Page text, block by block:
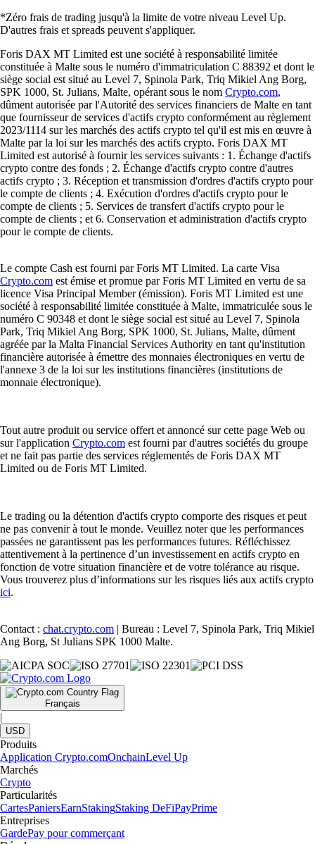
*Zéro frais de trading jusqu'à la limite de votre niveau Level Up.
D'autres frais et spreads peuvent s'appliquer.
Foris DAX MT Limited est une société à responsabilité limitée
constituée à Malte sous le numéro d'immatriculation C 88392 et dont le
siège social est situé au Level 7, Spinola Park, Triq Mikiel Ang Borg,
SPK 1000, St. Julians, Malte, opérant sous le nom Crypto.com,
dûment autorisée par l'Autorité des services financiers de Malte en tant
que fournisseur de services d'actifs crypto conformément au règlement
2023/1114 sur les marchés des actifs crypto tel qu'il est mis en œuvre à
Malte par la loi sur les marchés des actifs crypto. Foris DAX MT
Limited est autorisé à fournir les services suivants : 1. Échange d'actifs
crypto contre des fonds ; 2. Échange d'actifs crypto contre d'autres
actifs crypto ; 3. Réception et transmission d'ordres d'actifs crypto pour
le compte de clients ; 4. Exécution d'ordres d'actifs crypto pour le
compte de clients ; 5. Services de transfert d'actifs crypto pour le
compte de clients ; et 6. Conservation et administration d'actifs crypto
pour le compte de clients.
Le compte Cash est fourni par Foris MT Limited. La carte Visa
Crypto.com est émise et promue par Foris MT Limited en vertu de sa
licence Visa Principal Member (émission). Foris MT Limited est une
société à responsabilité limitée constituée à Malte, immatriculée sous le
numéro C 90348 et dont le siège social est situé au Level 7, Spinola
Park, Triq Mikiel Ang Borg, SPK 1000, St. Julians, Malte, dûment
agréée par la Malta Financial Services Authority en tant qu'institution
financière autorisée à émettre des monnaies électroniques en vertu de
l'annexe 3 de la loi sur les institutions financières (institutions de
monnaie électronique).
Tout autre produit ou service offert et annoncé sur cette page Web ou
sur l'application Crypto.com est fourni par d'autres sociétés du groupe
et ne fait pas partie des services réglementés de Foris DAX MT
Limited ou de Foris MT Limited.
Le trading ou la détention d'actifs crypto comporte des risques et peut
ne pas convenir à tout le monde. Veuillez noter que les performances
passées ne garantissent pas les performances futures. Réfléchissez
attentivement à la pertinence d’un investissement en actifs crypto en
fonction de votre situation financière et de votre tolérance au risque.
Vous trouverez plus d’informations sur les risques liés aux actifs crypto
ici.
Contact : chat.crypto.com | Bureau : Level 7, Spinola Park, Triq Mikiel
Ang Borg, St Julians SPK 1000 Malte.
Français
|
USD
Produits
Application Crypto.comOnchainLevel Up
Marchés
Crypto
Particularités
CartesPaniersEarnStakingStaking DeFiPayPrime
Entreprises
GardePay pour commerçant